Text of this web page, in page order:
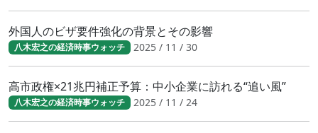
外国人のビザ要件強化の背景とその影響
八木宏之の経済時事ウォッチ 2025 / 11 / 30
高市政権×21兆円補正予算：中小企業に訪れる“追い風”
八木宏之の経済時事ウォッチ 2025 / 11 / 24